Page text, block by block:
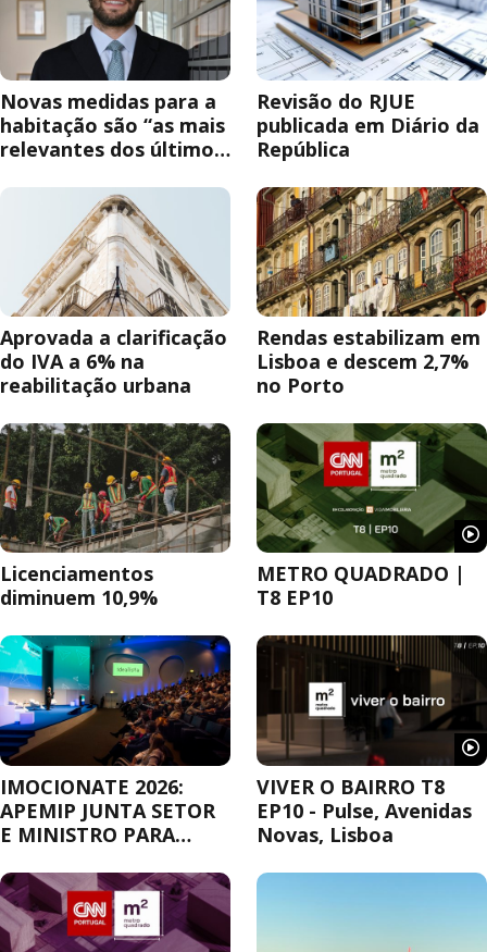
Novas medidas para a
habitação são “as mais
relevantes dos últimos
Revisão do RJUE
publicada em Diário da
República
Aprovada a clarificação
do IVA a 6% na
reabilitação urbana
Rendas estabilizam em
Lisboa e descem 2,7%
no Porto
Licenciamentos
diminuem 10,9%
METRO QUADRADO |
T8 EP10
IMOCIONATE 2026:
APEMIP JUNTA SETOR
E MINISTRO PARA
HABITAÇÃO
VIVER O BAIRRO T8
EP10 - Pulse, Avenidas
Novas, Lisboa